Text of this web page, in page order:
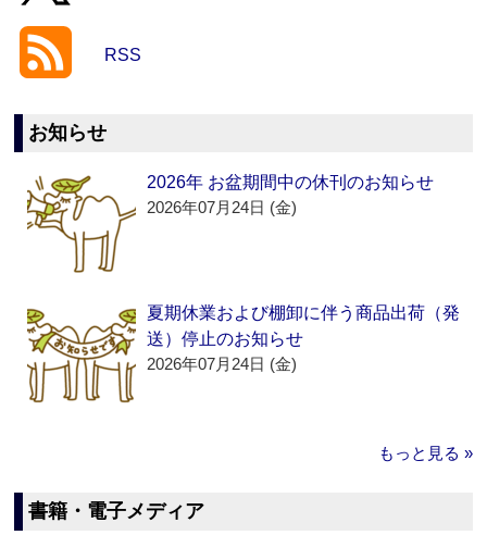
RSS
お知らせ
2026年 お盆期間中の休刊のお知らせ
2026年07月24日 (金)
夏期休業および棚卸に伴う商品出荷（発
送）停止のお知らせ
2026年07月24日 (金)
もっと見る »
書籍・電子メディア